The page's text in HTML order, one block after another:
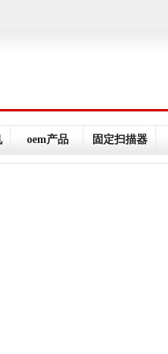
oem产品 固定扫描器